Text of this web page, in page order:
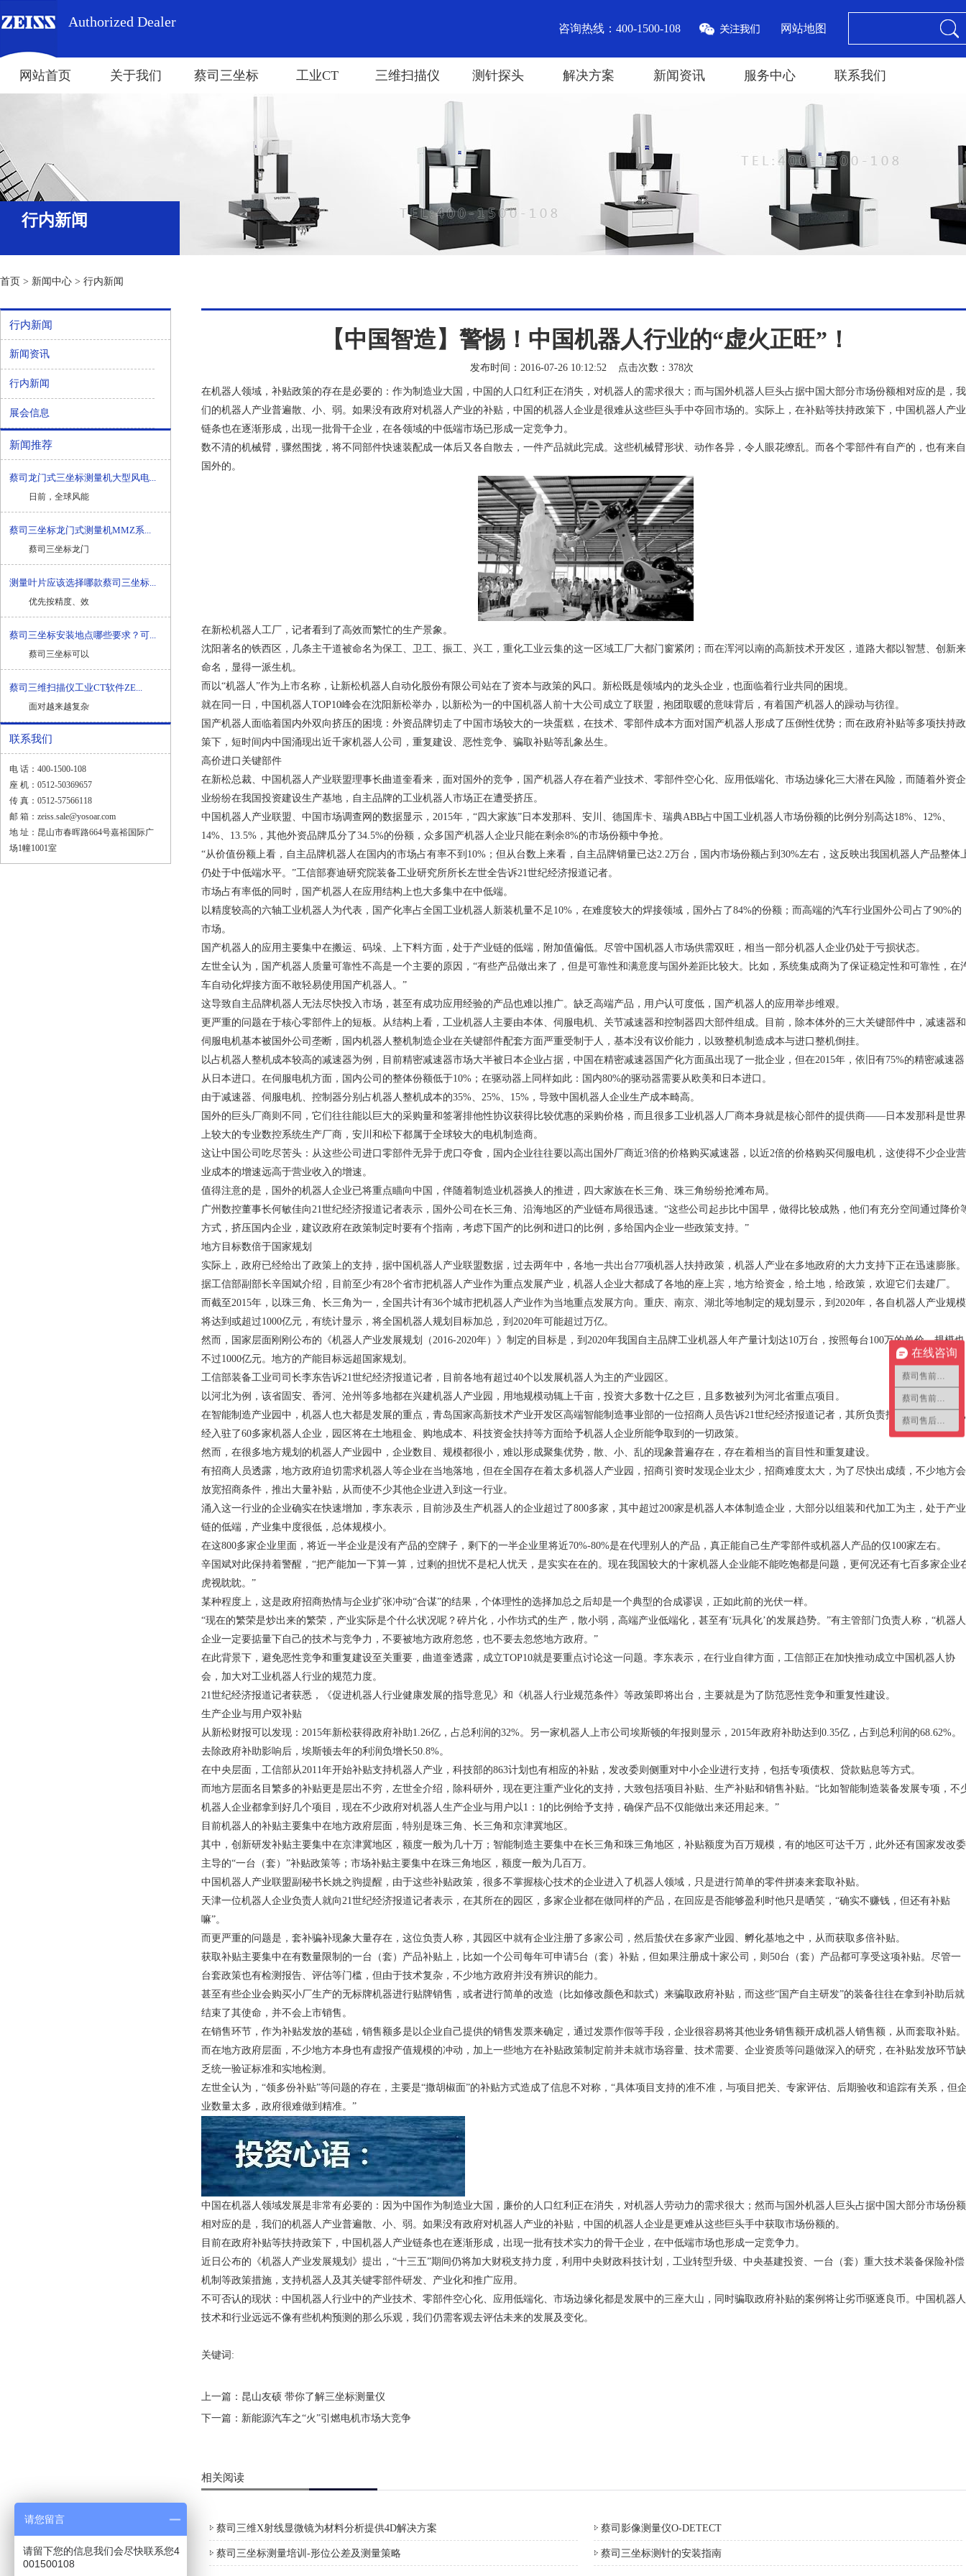
Authorized Dealer 网站地图
咨询热线：400-1500-108
网站首页 关于我们 蔡司三坐标 工业CT 三维扫描仪 测针探头 解决方案 新闻资讯 服务中心 联系我们
行内新闻
首页 > 新闻中心 > 行内新闻
行内新闻
新闻资讯
行内新闻
展会信息
新闻推荐
蔡司龙门式三坐标测量机大型风电...
日前，全球风能
蔡司三坐标龙门式测量机MMZ系...
蔡司三坐标龙门
测量叶片应该选择哪款蔡司三坐标...
优先按精度、效
蔡司三坐标安装地点哪些要求？可...
蔡司三坐标可以
蔡司三维扫描仪工业CT软件ZE...
面对越来越复杂
联系我们
电 话：400-1500-108
座 机：0512-50369657
传 真：0512-57566118
邮 箱：zeiss.sale@yosoar.com
地 址：昆山市春晖路664号嘉裕国际广
场1幢1001室
【中国智造】警惕！中国机器人行业的“虚火正旺”！
发布时间：2016-07-26 10:12:52 点击次数： 378次
在机器人领域，补贴政策的存在是必要的：作为制造业大国，中国的人口红利正在消失，对机器人的需求很大；而与国外机器人巨头占据中国大部分市场份额相对应的是，我
们的机器人产业普遍散、小、弱。如果没有政府对机器人产业的补贴，中国的机器人企业是很难从这些巨头手中夺回市场的。实际上，在补贴等扶持政策下，中国机器人产业
链条也在逐渐形成，出现一批骨干企业，在各领域的中低端市场已形成一定竞争力。
数不清的机械臂，骤然围拢，将不同部件快速装配成一体后又各自散去，一件产品就此完成。这些机械臂形状、动作各异，令人眼花缭乱。而各个零部件有自产的，也有来自
国外的。
在新松机器人工厂，记者看到了高效而繁忙的生产景象。
沈阳著名的铁西区，几条主干道被命名为保工、卫工、振工、兴工，重化工业云集的这一区域工厂大都门窗紧闭；而在浑河以南的高新技术开发区，道路大都以智慧、创新来
命名，显得一派生机。
而以“机器人”作为上市名称，让新松机器人自动化股份有限公司站在了资本与政策的风口。新松既是领域内的龙头企业，也面临着行业共同的困境。
就在同一日，中国机器人TOP10峰会在沈阳新松举办，以新松为一的中国机器人前十大公司成立了联盟，抱团取暖的意味背后，有着国产机器人的躁动与彷徨。
国产机器人面临着国内外双向挤压的困境：外资品牌切走了中国市场较大的一块蛋糕，在技术、零部件成本方面对国产机器人形成了压倒性优势；而在政府补贴等多项扶持政
策下，短时间内中国涌现出近千家机器人公司，重复建设、恶性竞争、骗取补贴等乱象丛生。
高价进口关键部件
在新松总裁、中国机器人产业联盟理事长曲道奎看来，面对国外的竞争，国产机器人存在着产业技术、零部件空心化、应用低端化、市场边缘化三大潜在风险，而随着外资企
业纷纷在我国投资建设生产基地，自主品牌的工业机器人市场正在遭受挤压。
中国机器人产业联盟、中国市场调查网的数据显示， 2015年，“四大家族”日本发那科、安川、德国库卡、瑞典ABB占中国工业机器人市场份额的比例分别高达18%、 12%、
14%、 13.5% ，其他外资品牌瓜分了34.5%的份额，众多国产机器人企业只能在剩余8%的市场份额中争抢。
“从价值份额上看，自主品牌机器人在国内的市场占有率不到 10% ；但从台数上来看，自主品牌销量已达2.2万台，国内市场份额占到 30%左右，这反映出我国机器人产品整体
仍处于中低端水平。”工信部赛迪研究院装备工业研究所所长左世全告诉21世纪经济报道记者。
市场占有率低的同时，国产机器人在应用结构上也大多集中在中低端。
以精度较高的六轴工业机器人为代表，国产化率占全国工业机器人新装机量不足 10% ，在难度较大的焊接领域，国外占了84%的份额；而高端的汽车行业国外公司占了90%的
市场。
国产机器人的应用主要集中在搬运、码垛、上下料方面，处于产业链的低端，附加值偏低。尽管中国机器人市场供需双旺，相当一部分机器人企业仍处于亏损状态。
左世全认为，国产机器人质量可靠性不高是一个主要的原因，“有些产品做出来了，但是可靠性和满意度与国外差距比较大。比如，系统集成商为了保证稳定性和可靠性，在
车自动化焊接方面不敢轻易使用国产机器人。”
这导致自主品牌机器人无法尽快投入市场，甚至有成功应用经验的产品也难以推广。缺乏高端产品，用户认可度低，国产机器人的应用举步维艰。
更严重的问题在于核心零部件上的短板。从结构上看，工业机器人主要由本体、伺服电机、关节减速器和控制器四大部件组成。目前，除本体外的三大关键部件中，减速器和
伺服电机基本被国外公司垄断，国内机器人整机制造企业在关键部件配套方面严重受制于人，基本没有议价能力，以致整机制造成本与进口整机倒挂。
以占机器人整机成本较高的减速器为例，目前精密减速器市场大半被日本企业占据，中国在精密减速器国产化方面虽出现了一批企业，但在2015年，依旧有75%的精密减速器
从日本进口。在伺服电机方面，国内公司的整体份额低于10% ；在驱动器上同样如此：国内80%的驱动器需要从欧美和日本进口。
由于减速器、伺服电机、控制器分别占机器人整机成本的35%、 25%、 15% ，导致中国机器人企业生产成本畸高。
国外的巨头厂商则不同，它们往往能以巨大的采购量和签署排他性协议获得比较优惠的采购价格，而且很多工业机器人厂商本身就是核心部件的提供商——日本发那科是世界
上较大的专业数控系统生产厂商，安川和松下都属于全球较大的电机制造商。
这让中国公司吃尽苦头：从这些公司进口零部件无异于虎口夺食，国内企业往往要以高出国外厂商近3倍的价格购买减速器，以近2倍的价格购买伺服电机，这使得不少企业营
业成本的增速远高于营业收入的增速。
值得注意的是，国外的机器人企业已将重点瞄向中国，伴随着制造业机器换人的推进，四大家族在长三角、珠三角纷纷抢滩布局。
广州数控董事长何敏佳向21世纪经济报道记者表示，国外公司在长三角、沿海地区的产业链布局很迅速。“这些公司起步比中国早，做得比较成熟，他们有充分空间通过降价
方式，挤压国内企业，建议政府在政策制定时要有个指南，考虑下国产的比例和进口的比例，多给国内企业一些政策支持。”
地方目标数倍于国家规划
实际上，政府已经给出了政策上的支持，据中国机器人产业联盟数据，过去两年中，各地一共出台77项机器人扶持政策，机器人产业在多地政府的大力支持下正在迅速膨胀。
据工信部副部长辛国斌介绍，目前至少有28个省市把机器人产业作为重点发展产业，机器人企业大都成了各地的座上宾，地方给资金，给土地，给政策，欢迎它们去建厂。
而截至2015年，以珠三角、长三角为一，全国共计有36个城市把机器人产业作为当地重点发展方向。重庆、南京、湖北等地制定的规划显示，到 2020年，各自机器人产业规模
将达到或超过1000亿元，有统计显示，将全国机器人规划目标加总，到 2020年可能超过万亿。
然而，国家层面刚刚公布的《机器人产业发展规划（2016-2020年）》制定的目标是，到 2020年我国自主品牌工业机器人年产量计划达10万台，按照每台100万的单价，规模也
不过1000亿元。地方的产能目标远超国家规划。
工信部装备工业司司长李东告诉21世纪经济报道记者，目前各地有超过40个以发展机器人为主的产业园区。
以河北为例，该省固安、香河、沧州等多地都在兴建机器人产业园，用地规模动辄上千亩，投资大多数十亿之巨，且多数被列为河北省重点项目。
在智能制造产业园中，机器人也大都是发展的重点，青岛国家高新技术产业开发区高端智能制造事业部的一位招商人员告诉21世纪经济报道记者，其所负责招商的园区目前已
经入驻了60多家机器人企业，园区将在土地租金、购地成本、科技资金扶持等方面给予机器人企业所能争取到的一切政策。
然而，在很多地方规划的机器人产业园中，企业数目、规模都很小，难以形成聚集优势，散、小、乱的现象普遍存在，存在着相当的盲目性和重复建设。
有招商人员透露，地方政府迫切需求机器人等企业在当地落地，但在全国存在着太多机器人产业园，招商引资时发现企业太少，招商难度太大，为了尽快出成绩，不少地方会
放宽招商条件，推出大量补贴，从而使不少其他企业进入到这一行业。
涌入这一行业的企业确实在快速增加，李东表示，目前涉及生产机器人的企业超过了800多家，其中超过200家是机器人本体制造企业，大部分以组装和代加工为主，处于产业
链的低端，产业集中度很低，总体规模小。
在这800多家企业里面，将近一半企业是没有产品的空牌子，剩下的一半企业里将近70%-80%是在代理别人的产品，真正能自己生产零部件或机器人产品的仅 100家左右。
辛国斌对此保持着警醒，“把产能加一下算一算，过剩的担忧不是杞人忧天，是实实在在的。现在我国较大的十家机器人企业能不能吃饱都是问题，更何况还有七百多家企业
虎视眈眈。”
某种程度上，这是政府招商热情与企业扩张冲动“合谋”的结果，个体理性的选择加总之后却是一个典型的合成谬误，正如此前的光伏一样。
“现在的繁荣是炒出来的繁荣，产业实际是个什么状况呢？碎片化，小作坊式的生产，散小弱，高端产业低端化，甚至有‘玩具化’的发展趋势。”有主管部门负责人称，“机器人
企业一定要掂量下自己的技术与竞争力，不要被地方政府忽悠，也不要去忽悠地方政府。”
在此背景下，避免恶性竞争和重复建设至关重要，曲道奎透露，成立TOP10就是要重点讨论这一问题。李东表示，在行业自律方面，工信部正在加快推动成立中国机器人协
会，加大对工业机器人行业的规范力度。
21世纪经济报道记者获悉，《促进机器人行业健康发展的指导意见》和《机器人行业规范条件》等政策即将出台，主要就是为了防范恶性竞争和重复性建设。
生产企业与用户双补贴
从新松财报可以发现： 2015年新松获得政府补助1.26亿，占总利润的32%。另一家机器人上市公司埃斯顿的年报则显示， 2015年政府补助达到 0.35亿，占到总利润的68.62%。
去除政府补助影响后，埃斯顿去年的利润负增长50.8%。
在中央层面，工信部从2011年开始补贴支持机器人产业，科技部的863计划也有相应的补贴，发改委则侧重对中小企业进行支持，包括专项债权、贷款贴息等方式。
而地方层面名目繁多的补贴更是层出不穷，左世全介绍，除科研外，现在更注重产业化的支持，大致包括项目补贴、生产补贴和销售补贴。“比如智能制造装备发展专项，不
机器人企业都拿到好几个项目，现在不少政府对机器人生产企业与用户以1 ： 1的比例给予支持，确保产品不仅能做出来还用起来。”
目前机器人的补贴主要集中在地方政府层面，特别是珠三角、长三角和京津冀地区。
其中，创新研发补贴主要集中在京津冀地区，额度一般为几十万；智能制造主要集中在长三角和珠三角地区，补贴额度为百万规模，有的地区可达千万，此外还有国家发改委
主导的“一台（套）”补贴政策等；市场补贴主要集中在珠三角地区，额度一般为几百万。
中国机器人产业联盟副秘书长姚之驹提醒，由于这些补贴政策，很多不掌握核心技术的企业进入了机器人领域，只是进行简单的零件拼凑来套取补贴。
天津一位机器人企业负责人就向21世纪经济报道记者表示，在其所在的园区，多家企业都在做同样的产品，在回应是否能够盈利时他只是哂笑，“确实不赚钱，但还有补贴
嘛”。
而更严重的问题是，套补骗补现象大量存在，这位负责人称，其园区中就有企业注册了多家公司，然后蛰伏在多家产业园、孵化基地之中，从而获取多倍补贴。
获取补贴主要集中在有数量限制的一台（套）产品补贴上，比如一个公司每年可申请5台（套）补贴，但如果注册成十家公司，则 50台（套）产品都可享受这项补贴。尽管一
台套政策也有检测报告、评估等门槛，但由于技术复杂，不少地方政府并没有辨识的能力。
甚至有些企业会购买小厂生产的无标牌机器进行贴牌销售，或者进行简单的改造（比如修改颜色和款式）来骗取政府补贴，而这些“国产自主研发”的装备往往在拿到补助后就
结束了其使命，并不会上市销售。
在销售环节，作为补贴发放的基础，销售额多是以企业自己提供的销售发票来确定，通过发票作假等手段，企业很容易将其他业务销售额开成机器人销售额，从而套取补贴。
而在地方政府层面，不少地方本身也有虚报产值规模的冲动，加上一些地方在补贴政策制定前并未就市场容量、技术需要、企业资质等问题做深入的研究，在补贴发放环节缺
乏统一验证标准和实地检测。
左世全认为，“领多份补贴”等问题的存在，主要是“撒胡椒面”的补贴方式造成了信息不对称，“具体项目支持的准不准，与项目把关、专家评估、后期验收和追踪有关系，但
业数量太多，政府很难做到精准。”
中国在机器人领域发展是非常有必要的：因为中国作为制造业大国，廉价的人口红利正在消失，对机器人劳动力的需求很大；然而与国外机器人巨头占据中国大部分市场份额
相对应的是，我们的机器人产业普遍散、小、弱。如果没有政府对机器人产业的补贴，中国的机器人企业是更难从这些巨头手中获取市场份额的。
目前在政府补贴等扶持政策下，中国机器人产业链条也在逐渐形成，出现一批有技术实力的骨干企业，在中低端市场也形成一定竞争力。
近日公布的《机器人产业发展规划》提出，“十三五”期间仍将加大财税支持力度，利用中央财政科技计划，工业转型升级、中央基建投资、一台（套）重大技术装备保险补偿
机制等政策措施，支持机器人及其关键零部件研发、产业化和推广应用。
不可否认的现状：中国机器人行业中的产业技术、零部件空心化、应用低端化、市场边缘化都是发展中的三座大山，同时骗取政府补贴的案例将让劣币驱逐良币。中国机器人
技术和行业远远不像有些机构预测的那么乐观，我们仍需客观去评估未来的发展及变化。
关键词:
上一篇： 昆山友硕 带你了解三坐标测量仪
下一篇： 新能源汽车之“火”引燃电机市场大竞争
相关阅读
蔡司三维X射线显微镜为材料分析提供4D解决方案 蔡司影像测量仪O-DETECT
蔡司三坐标测量培训-形位公差及测量策略 蔡司三坐标测针的安装指南
在线咨询
蔡司售前咨询1
蔡司售前咨询2
蔡司售后咨询
请您留言
请留下您的信息我们会尽快联系您4
001500108